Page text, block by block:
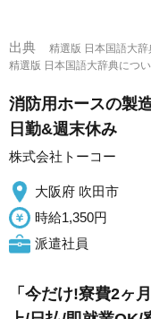
出典
精選版 日本国語大辞
精選版 日本国語大辞典に
消防用ホースの製
日勤&週末休み
株式会社トーコー
大阪府 吹田市
時給1,350円
派遣社員
「今だけ!寮費2ヶ